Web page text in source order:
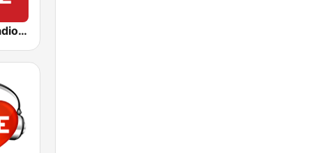
CNN Chile Radio AM